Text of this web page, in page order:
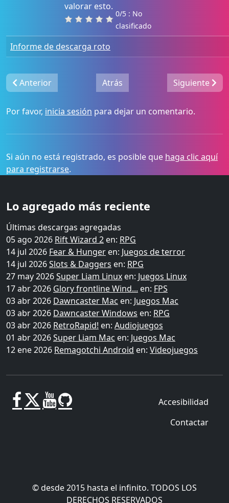
valorar esto.
0/5 : No
clasificado
Informe de descarga roto
Anterior Atrás Siguiente
Por favor, inicia sesión para dejar un comentario.
Si aún no está registrado, es posible que haga clic aquí
para registrarse.
Lo agregado más reciente
Últimas descargas agregadas
05 ago 2026 Rift Wizard 2 en: RPG
14 jul 2026 Fear & Hunger en: Juegos de terror
14 jul 2026Slots & Daggers en: RPG
27 may 2026Super Liam Linux en: Juegos Linux
17 abr 2026 Glory frontline Wind... en: FPS
03 abr 2026 Dawncaster Mac en: Juegos Mac
03 abr 2026 Dawncaster Windows en: RPG
03 abr 2026 RetroRapid! en: Audiojuegos
01 abr 2026Super Liam Mac en: Juegos Mac
12 ene 2026 Remagotchi Android en: Videojuegos
Accesibilidad
Contactar
© desde 2015 hasta el infinito. TODOS LOS
DERECHOS RESERVADOS